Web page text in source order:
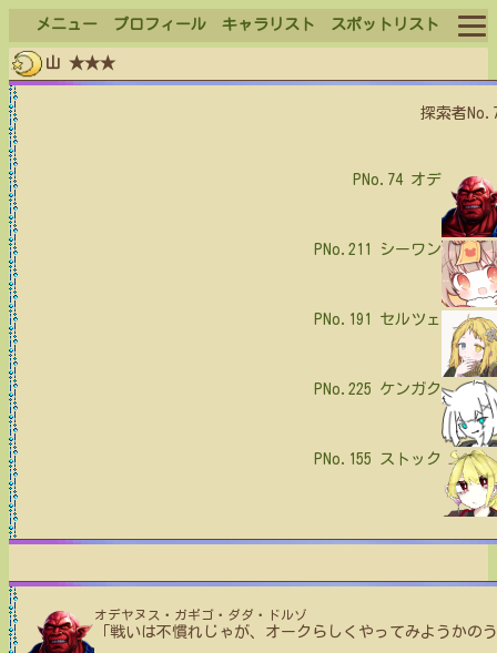
メニュー プロフィール キャラリスト スポットリスト
ログイン
山 ★★★
探索者
PNo.74 オデ
PNo.211 シーワン
PNo.191 セルツェ
PNo.225 ケンガク
PNo.155 ストック
オデヤヌス・ガギゴ・ダダ・ドルゾ
「戦いは不慣れじゃが、オークらしくやってみようかの